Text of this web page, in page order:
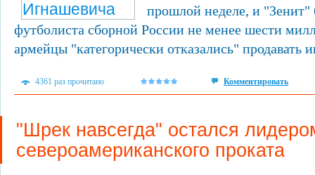
прошлой неделе, и "Зенит"
футболиста сборной России не менее шести
армейцы "категорически отказались" продавать
4361 раз прочитано Комментировать
"Шрек навсегда" остался
североамериканского проката